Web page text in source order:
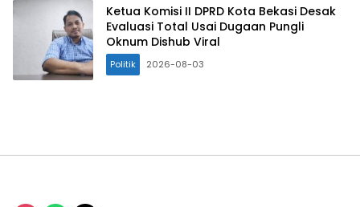
Ketua Komisi II DPRD Kota Bekasi Desak
Evaluasi Total Usai Dugaan Pungli
Oknum Dishub Viral
Politik 2026-08-03